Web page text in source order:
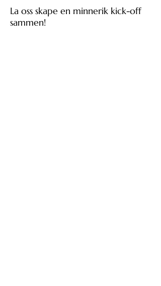
La oss skape en minnerik kick-off
sammen!